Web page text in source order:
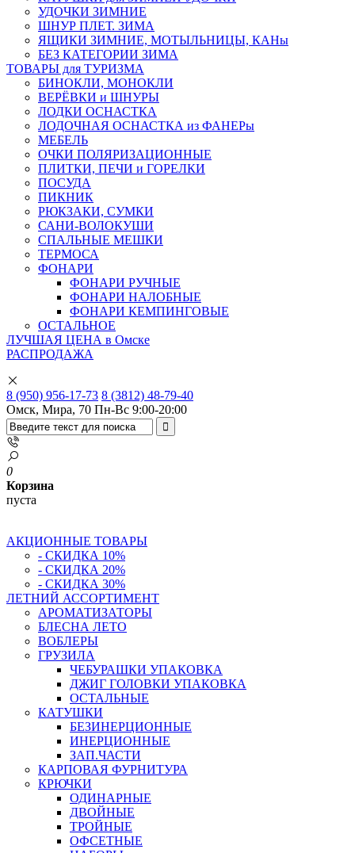
УДОЧКИ ЗИМНИЕ
ШНУР ПЛЕТ. ЗИМА
ЯЩИКИ ЗИМНИЕ, МОТЫЛЬНИЦЫ, КАНы
БЕЗ КАТЕГОРИИ ЗИМА
ТОВАРЫ для ТУРИЗМА
БИНОКЛИ, МОНОКЛИ
ВЕРЁВКИ и ШНУРЫ
ЛОДКИ ОСНАСТКА
ЛОДОЧНАЯ ОСНАСТКА из ФАНЕРы
МЕБЕЛЬ
ОЧКИ ПОЛЯРИЗАЦИОННЫЕ
ПЛИТКИ, ПЕЧИ и ГОРЕЛКИ
ПОСУДА
ПИКНИК
РЮКЗАКИ, СУМКИ
САНИ-ВОЛОКУШИ
СПАЛЬНЫЕ МЕШКИ
ТЕРМОСА
ФОНАРИ
ФОНАРИ РУЧНЫЕ
ФОНАРИ НАЛОБНЫЕ
ФОНАРИ КЕМПИНГОВЫЕ
ОСТАЛЬНОЕ
ЛУЧШАЯ ЦЕНА в Омске
РАСПРОДАЖА
8 (950) 956-17-73 8 (3812) 48-79-40
Омск, Мира, 70 Пн-Вс 9:00-20:00
0
Корзина
пуста
АКЦИОННЫЕ ТОВАРЫ
- СКИДКА 10%
- СКИДКА 20%
- СКИДКА 30%
ЛЕТНИЙ АССОРТИМЕНТ
АРОМАТИЗАТОРЫ
БЛЕСНА ЛЕТО
ВОБЛЕРЫ
ГРУЗИЛА
ЧЕБУРАШКИ УПАКОВКА
ДЖИГ ГОЛОВКИ УПАКОВКА
ОСТАЛЬНЫЕ
КАТУШКИ
БЕЗИНЕРЦИОННЫЕ
ИНЕРЦИОННЫЕ
ЗАП.ЧАСТИ
КАРПОВАЯ ФУРНИТУРА
КРЮЧКИ
ОДИНАРНЫЕ
ДВОЙНЫЕ
ТРОЙНЫЕ
ОФСЕТНЫЕ